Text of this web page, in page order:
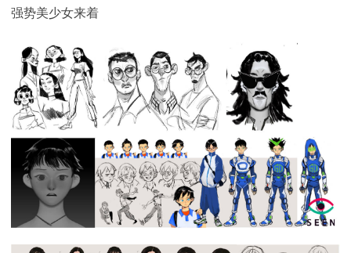
强势美少女来着